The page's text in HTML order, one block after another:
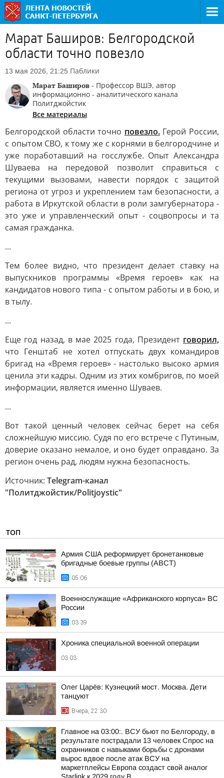
Марат Баширов: Белгородской
области точно повезло
13 мая 2026, 21:25 Паблики
Марат Баширов - Профессор ВШЭ, автор
информационно - аналитического канала
Политджойстик
Все материалы
Белгородской области точно повезло.Герой России,
с опытом СВО, к тому же с корнями в белгородчине и
уже поработавший на госслужбе. Опыт Александра
Шуваева на передовой позволит справиться с
текущими вызовами, навести порядок с защитой
региона от угроз и укреплением там безопасности, а
работа в Иркутской области в роли замгубернатора -
это уже и управленческий опыт - соцвопросы и та
самая гражданка.
...
Тем более видно, что президент делает ставку на
выпускников программы «Время героев» как на
кандидатов нового типа - с опытом работы и в бою, и
в тылу.
...
Еще год назад, в мае 2025 года, Президент говорил,
что Генштаб не хотел отпускать двух командиров
бригад на «Время героев» - настолько высоко армия
ценила эти кадры. Одним из этих комбригов, по моей
информации, является именно Шуваев.
...
Вот такой ценный человек сейчас берет на себя
сложнейшую миссию. Судя по его встрече с Путиным,
доверие оказано немалое, и оно будет оправдано. За
регион очень рад, людям нужна безопасность.
Источник: Telegram-канал
"Политджойстик/Politjoystic"
ТОП
Армия США реформирует бронетанковые
бригадные боевые группы (ABCT)
05:06
Военнослужащие «Африканского корпуса» ВС
России
03:39
Хроника специальной военной операции
03:03
Олег Царёв: Кузнецкий мост. Москва. Дети
танцуют
Вчера, 22:30
Главное на 03:00:. ВСУ бьют по Белгороду, в
результате пострадали 13 человек Спрос на
охранников с навыками борьбы с дронами
вырос вдвое после атак ВСУ на
маркетплейсы Европа создаст свой аналог